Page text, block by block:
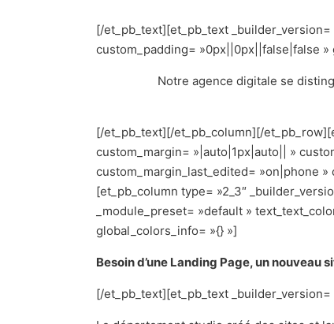
[/et_pb_text][et_pb_text
custom_padding= »0px||0px||false|false »
Notre agence digitale se
[/et_pb_text][/et_pb_column][/
custom_margin= »|auto|1px|auto|| »
custom_margin_last_edited= »on|phone
[et_pb_column type= »2_3″
_module_preset= »default »
global_colors_info= »{} »]
Besoin d’une Landing Page, un nouveau
[/et_pb_text][et_pb_text